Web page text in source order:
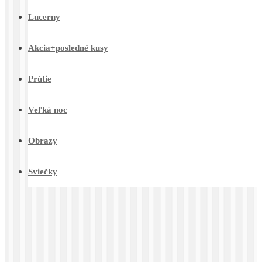
Lucerny
Akcia+posledné kusy
Prútie
Veľká noc
Obrazy
Sviečky